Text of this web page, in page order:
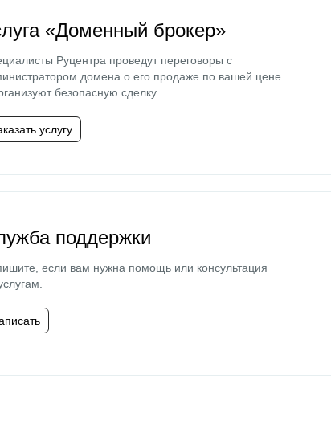
«Доменный брокер»
Руцентра проведут переговоры с
домена о его продаже по вашей цене
безопасную сделку.
услугу
поддержки
если вам нужна помощь или консультация